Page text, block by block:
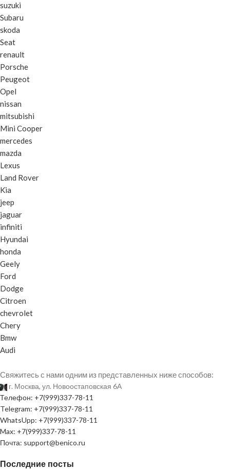
suzuki
Subaru
skoda
Seat
renault
Porsche
Peugeot
Opel
nissan
mitsubishi
Mini Cooper
mercedes
mazda
Lexus
Land Rover
Kia
jeep
jaguar
infiniti
Hyundai
honda
Geely
Ford
Dodge
Citroen
chevrolet
Chery
Bmw
Audi
Свяжитесь с нами одним из представленных ниже способов:
г. Москва, ул. Новоостаповская 6А
Телефон: +7(999)337-78-11
Telegram: +7(999)337-78-11
WhatsUpp: +7(999)337-78-11
Max: +7(999)337-78-11
Почта: support@benico.ru
Последние посты